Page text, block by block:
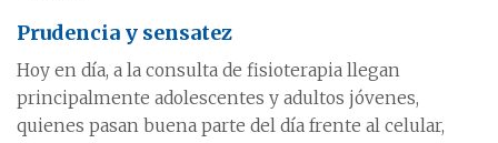
Prudencia y sensatez
Hoy en día, a la consulta de fisioterapia llegan
principalmente adolescentes y adultos jóvenes,
quienes pasan buena parte del día frente al celular,